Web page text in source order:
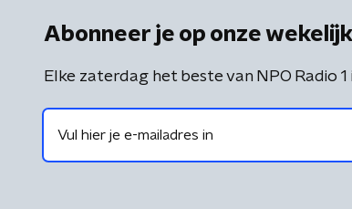
Abonneer je op onze
Elke zaterdag het beste van NPO Radio